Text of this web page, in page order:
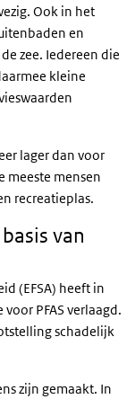
Ook in het
en
zee. Iedereen die
kleine
lager dan voor
meeste mensen
recreatieplas.
van
(EFSA) heeft in
PFAS verlaagd.
schadelijk
zijn gemaakt. In